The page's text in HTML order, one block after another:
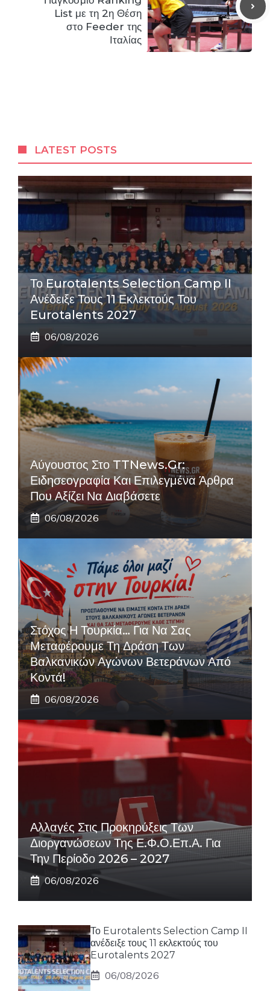
List με τη 2η Θέση
στο Feeder της
Ιταλίας
LATEST POSTS
Το Eurotalents Selection Camp II
Ανέδειξε Τους 11 Εκλεκτούς Του
Eurotalents 2027
06/08/2026
Αύγουστος Στο TTNews.gr:
Ειδησεογραφία Και Επιλεγμένα Άρθρα
Που Αξίζει Να Διαβάσετε
06/08/2026
Στόχος Η Τουρκία… Για Να Σας
Μεταφέρουμε Τη Δράση Των
Βαλκανικών Αγώνων Βετεράνων Από
Κοντά!
06/08/2026
Αλλαγές Στις Προκηρύξεις Των
Διοργανώσεων Της Ε.Φ.Ο.Επ.Α. Για
Την Περίοδο 2026 – 2027
06/08/2026
Το Eurotalents Selection Camp II
ανέδειξε τους 11 εκλεκτούς του
Eurotalents 2027
06/08/2026